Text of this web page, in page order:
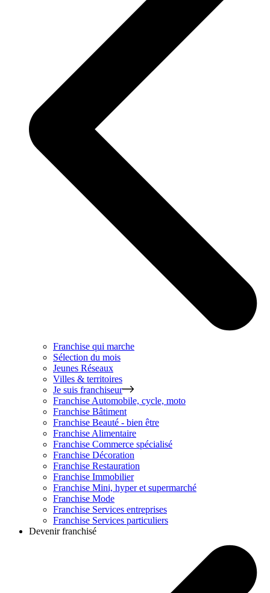
Franchise qui marche
Sélection du mois
Jeunes Réseaux
Villes & territoires
Je suis franchiseur
Franchise Automobile, cycle, moto
Franchise Bâtiment
Franchise Beauté - bien être
Franchise Alimentaire
Franchise Commerce spécialisé
Franchise Décoration
Franchise Restauration
Franchise Immobilier
Franchise Mini, hyper et supermarché
Franchise Mode
Franchise Services entreprises
Franchise Services particuliers
Devenir franchisé